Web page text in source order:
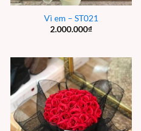
Vì em – ST021
2.000.000₫